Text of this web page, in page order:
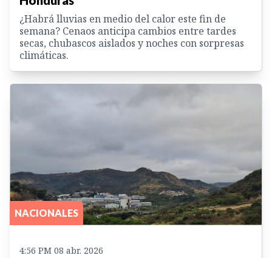
¿Habrá lluvias en medio del calor este fin de
semana? Cenaos anticipa cambios entre tardes
secas, chubascos aislados y noches con sorpresas
climáticas.
NACIONALES
4:56 PM 08 abr. 2026